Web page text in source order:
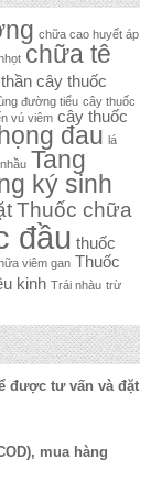
chữa cao huyết áp
chữa tê
cây thuốc
đường tiểu cây thuốc
vú viêm cây thuốc
họng đau lá
Tang
ký sinh
Thuốc chữa
đầu thuốc
viêm gan Thuốc
kinh Trái nhàu trừ
được tư vấn và đặt
mua hàng